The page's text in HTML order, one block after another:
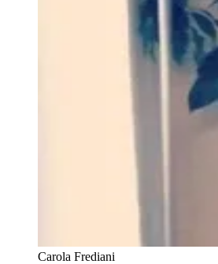
Carola Frediani